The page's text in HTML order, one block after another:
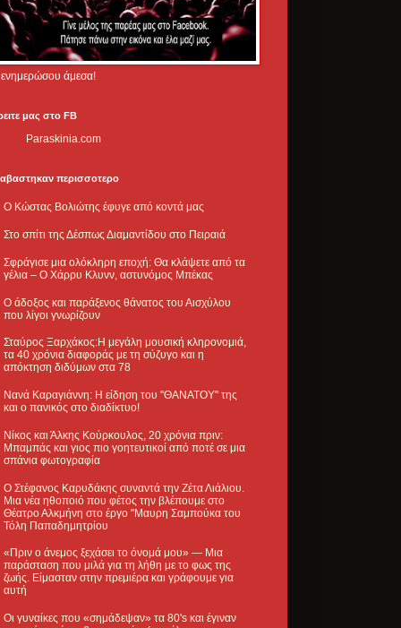
ενημερώσου άμεσα!
μας στο FB
Paraskinia.com
περισσοτερο
Ο Κώστας Βολιώτης έφυγε από κοντά μας
Στο σπίτι της Δέσπως Διαμαντίδου στο Πειραιά
Σφράγισε μια ολόκληρη εποχή: Θα κλάψετε από τα
γέλια – Ο Χάρρυ Κλυνν, αστυνόμος Μπέκας
Ο άδοξος και παράξενος θάνατος του Αισχύλου
που λίγοι γνωρίζουν
Σταύρος Ξαρχάκος:Η μεγάλη μουσική κληρονομιά,
τα 40 χρόνια διαφοράς με τη σύζυγο και η
απόκτηση διδύμων στα 78
Νανά Καραγιάννη: Η είδηση του "ΘΑΝΑΤΟΥ" της
και ο πανικός στο διαδίκτυο!
Νίκος και Άλκης Κούρκουλος, 20 χρόνια πριν:
Μπαμπάς και γιος πιο γοητευτικοί από ποτέ σε μια
σπάνια φωτογραφία
Ο Στέφανος Καρυδάκης συναντά την Ζέτα Λιάλιου.
Μια νέα ηθοποιό που φέτος την βλέπουμε στο
Θέατρο Αλκμήνη στο έργο "Μαυρη Σαμπούκα του
Τόλη Παπαδημητρίου
«Πριν ο άνεμος ξεχάσει το όνομά μου» — Μια
παράσταση που μιλά για τη λήθη με το φως της
ζωής. Είμασταν στην πρεμιέρα και γράφουμε για
αυτή
Οι γυναίκες που «σημάδεψαν» τα 80's και έγιναν